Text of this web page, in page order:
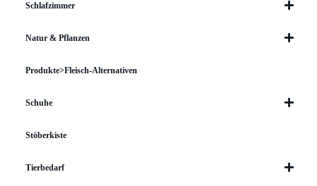
Schlafzimmer
Natur & Pflanzen
Produkte>Fleisch-Alternativen
Schuhe
Stöberkiste
Tierbedarf